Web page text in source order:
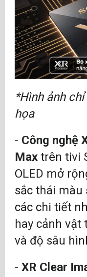
*Hình ảnh
họa
- Công nghệ
Max trên tivi
OLED mở
sắc thái màu
các chi tiết
hay cảnh
và độ sâu
- XR Clear